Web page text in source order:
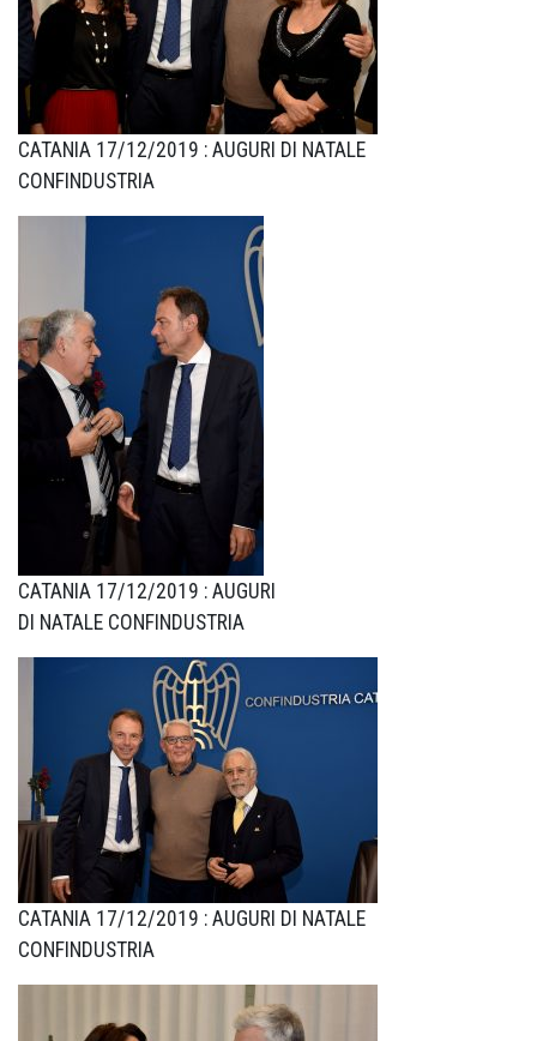
CATANIA 17/12/2019 : AUGURI DI NATALE
CONFINDUSTRIA
CATANIA 17/12/2019 : AUGURI
DI NATALE CONFINDUSTRIA
CATANIA 17/12/2019 : AUGURI DI NATALE
CONFINDUSTRIA